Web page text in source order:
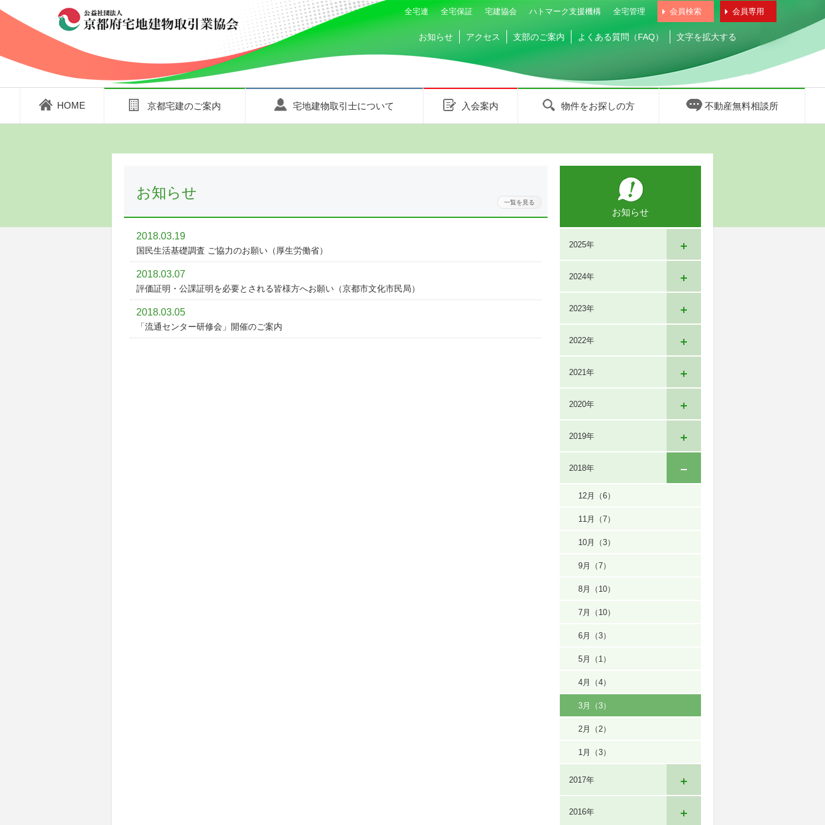
全宅連 全宅保証 宅建協会 ハトマーク支援機構 全宅管理 会員検索 会員専用
お知らせ アクセス 支部のご案内 よくある質問（FAQ） 文字を拡大する
HOME 京都宅建のご案内 宅地建物取引士について 入会案内 物件をお探しの方 不動産無料相談所
お知らせ
一覧を見る
2018.03.19
国民生活基礎調査 ご協力のお願い（厚生労働省）
2018.03.07
評価証明・公課証明を必要とされる皆様方へお願い（京都市文化市民局）
2018.03.05
「流通センター研修会」開催のご案内
お知らせ
2025年
2024年
2023年
2022年
2021年
2020年
2019年
2018年
12月 （6）
11月 （7）
10月 （3）
9月 （7）
8月 （10）
7月 （10）
6月 （3）
5月 （1）
4月 （4）
3月 （3）
2月 （2）
1月 （3）
2017年
2016年